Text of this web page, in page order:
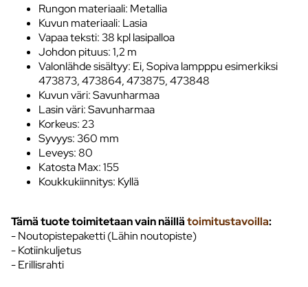
Rungon materiaali: Metallia
Kuvun materiaali: Lasia
Vapaa teksti: 38 kpl lasipalloa
Johdon pituus: 1,2 m
Valonlähde sisältyy: Ei, Sopiva lampppu esimerkiksi
473873, 473864, 473875, 473848
Kuvun väri: Savunharmaa
Lasin väri: Savunharmaa
Korkeus: 23
Syvyys: 360 mm
Leveys: 80
Katosta Max: 155
Koukkukiinnitys: Kyllä
Tämä tuote toimitetaan vain näillätoimitustavoilla:
- Noutopistepaketti (Lähin noutopiste)
- Kotiinkuljetus
- Erillisrahti